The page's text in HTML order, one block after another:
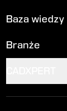
Baza wiedzy
Branże